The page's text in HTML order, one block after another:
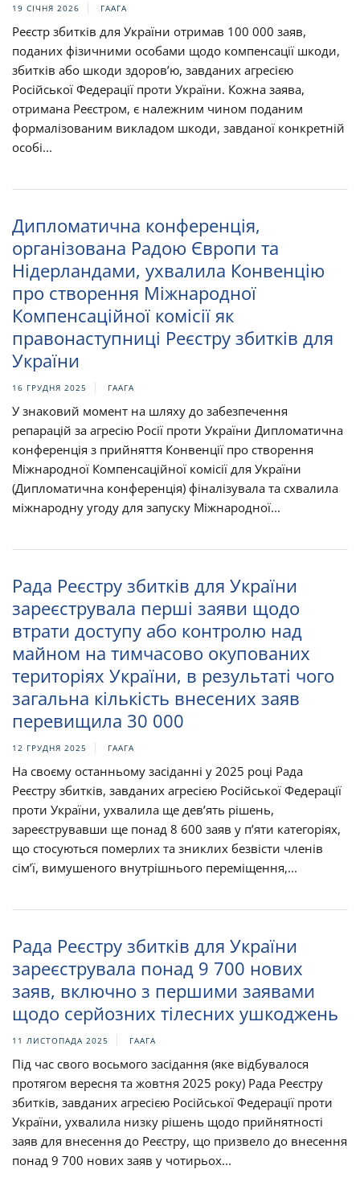
19 СІЧНЯ 2026 ГААГА
Реєстр збитків для України отримав 100 000 заяв,
поданих фізичними особами щодо компенсації шкоди,
збитків або шкоди здоров’ю, завданих агресією
Російської Федерації проти України. Кожна заява,
отримана Реєстром, є належним чином поданим
формалізованим викладом шкоди, завданої конкретній
особі...
Дипломатична конференція,
організована Радою Європи та
Нідерландами, ухвалила Конвенцію
про створення Міжнародної
Компенсаційної комісії як
правонаступниці Реєстру збитків для
України
16 ГРУДНЯ 2025 ГААГА
У знаковий момент на шляху до забезпечення
репарацій за агресію Росії проти України Дипломатична
конференція з прийняття Конвенції про створення
Міжнародної Компенсаційної комісії для України
(Дипломатична конференція) фіналізувала та схвалила
міжнародну угоду для запуску Міжнародної...
Рада Реєстру збитків для України
зареєструвала перші заяви щодо
втрати доступу або контролю над
майном на тимчасово окупованих
територіях України, в результаті чого
загальна кількість внесених заяв
перевищила 30 000
12 ГРУДНЯ 2025 ГААГА
На своєму останньому засіданні у 2025 році Рада
Реєстру збитків, завданих агресією Російської Федерації
проти України, ухвалила ще дев’ять рішень,
зареєструвавши ще понад 8 600 заяв у п’яти категоріях,
що стосуються померлих та зниклих безвісти членів
сім’ї, вимушеного внутрішнього переміщення,...
Рада Реєстру збитків для України
зареєструвала понад 9 700 нових
заяв, включно з першими заявами
щодо серйозних тілесних ушкоджень
11 ЛИСТОПАДА 2025 ГААГА
Під час свого восьмого засідання (яке відбувалося
протягом вересня та жовтня 2025 року) Рада Реєстру
збитків, завданих агресією Російської Федерації проти
України, ухвалила низку рішень щодо прийнятності
заяв для внесення до Реєстру, що призвело до внесення
понад 9 700 нових заяв у чотирьох...